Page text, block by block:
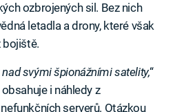
ozbrojených sil. Bez nich
letadla a drony, které však
bojiště.
svými špionážními satelity,“
i náhledy z
serverů. Otázkou